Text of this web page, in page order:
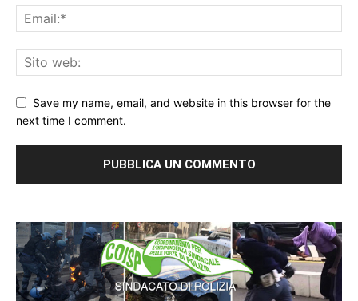
Save my name, email, and website in this browser for the
next time I comment.